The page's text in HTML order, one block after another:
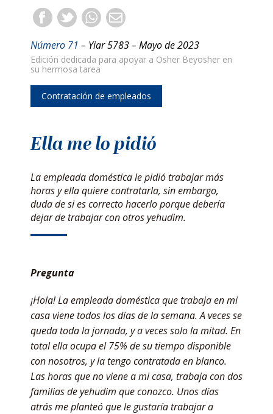
Número 71 – Yiar 5783 – Mayo de 2023
Edición dedicada para apoyar a Osher Beyosher en
su hermosa tarea
Contratación de empleados
Ella me lo pidió
La empleada doméstica le pidió trabajar más
horas y ella quiere contratarla, sin embargo,
duda de si es correcto hacerlo porque debería
dejar de trabajar con otros yehudim.
Pregunta
¡Hola! La empleada doméstica que trabaja en mi
casa viene todos los días de la semana. A veces se
queda toda la jornada, y a veces solo la mitad. En
total ella ocupa el 75% de su tiempo disponible
con nosotros, y la tengo contratada en blanco.
Las horas que no viene a mi casa, trabaja con dos
familias de yehudim que conozco. Unos días
atrás me planteó que le gustaría trabajar a